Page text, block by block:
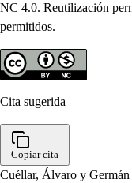
NC 4.0. Reutilización
permitidos.
Cita sugerida
Copiar cita
Cuéllar, Álvaro y